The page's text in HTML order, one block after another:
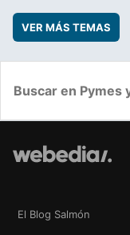
VER MÁS TEMAS
El Blog Salmón